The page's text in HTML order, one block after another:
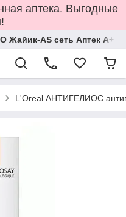
аптека. Выгодные
Жайик-AS сеть Аптек А+
L'Oreal АНТИГЕЛИОС